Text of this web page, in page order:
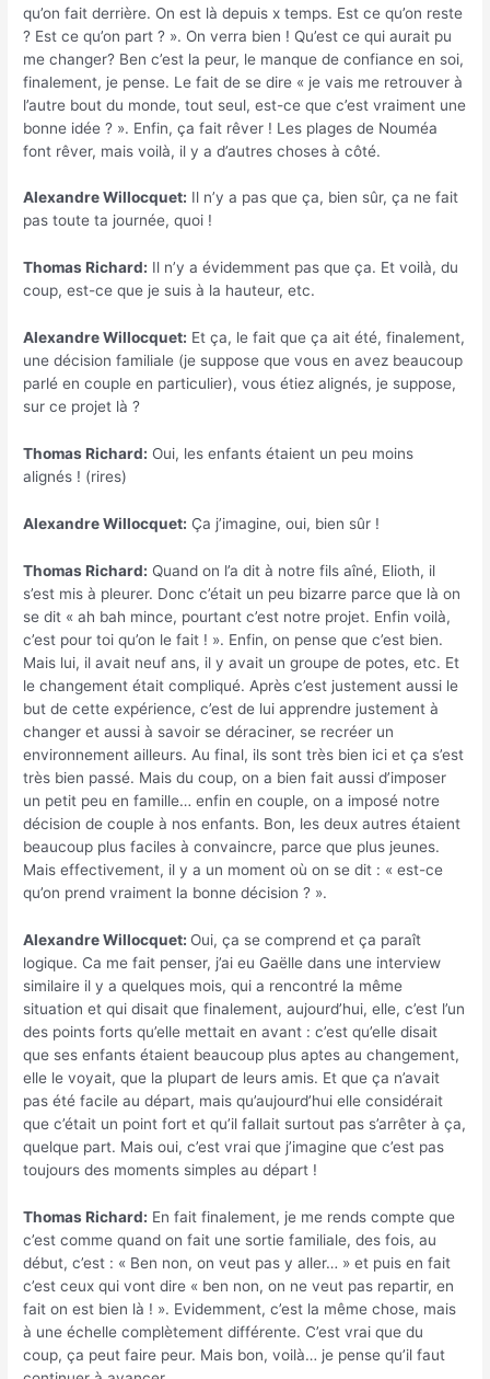
qu’on fait derrière. On est là depuis x temps. Est ce qu’on reste
? Est ce qu’on part ? ». On verra bien ! Qu’est ce qui aurait pu
me changer? Ben c’est la peur, le manque de confiance en soi,
finalement, je pense. Le fait de se dire « je vais me retrouver à
l’autre bout du monde, tout seul, est-ce que c’est vraiment une
bonne idée ? ». Enfin, ça fait rêver ! Les plages de Nouméa
font rêver, mais voilà, il y a d’autres choses à côté.
Alexandre Willocquet: Il n’y a pas que ça, bien sûr, ça ne fait
pas toute ta journée, quoi !
Thomas Richard: Il n’y a évidemment pas que ça. Et voilà, du
coup, est-ce que je suis à la hauteur, etc.
Alexandre Willocquet: Et ça, le fait que ça ait été, finalement,
une décision familiale (je suppose que vous en avez beaucoup
parlé en couple en particulier), vous étiez alignés, je suppose,
sur ce projet là ?
Thomas Richard: Oui, les enfants étaient un peu moins
alignés ! (rires)
Alexandre Willocquet: Ça j’imagine, oui, bien sûr !
Thomas Richard: Quand on l’a dit à notre fils aîné, Elioth, il
s’est mis à pleurer. Donc c’était un peu bizarre parce que là on
se dit « ah bah mince, pourtant c’est notre projet. Enfin voilà,
c’est pour toi qu’on le fait ! ». Enfin, on pense que c’est bien.
Mais lui, il avait neuf ans, il y avait un groupe de potes, etc. Et
le changement était compliqué. Après c’est justement aussi le
but de cette expérience, c’est de lui apprendre justement à
changer et aussi à savoir se déraciner, se recréer un
environnement ailleurs. Au final, ils sont très bien ici et ça s’est
très bien passé. Mais du coup, on a bien fait aussi d’imposer
un petit peu en famille… enfin en couple, on a imposé notre
décision de couple à nos enfants. Bon, les deux autres étaient
beaucoup plus faciles à convaincre, parce que plus jeunes.
Mais effectivement, il y a un moment où on se dit : « est-ce
qu’on prend vraiment la bonne décision ? ».
Alexandre Willocquet: Oui, ça se comprend et ça paraît
logique. Ca me fait penser, j’ai eu Gaëlle dans une interview
similaire il y a quelques mois, qui a rencontré la même
situation et qui disait que finalement, aujourd’hui, elle, c’est l’un
des points forts qu’elle mettait en avant : c’est qu’elle disait
que ses enfants étaient beaucoup plus aptes au changement,
elle le voyait, que la plupart de leurs amis. Et que ça n’avait
pas été facile au départ, mais qu’aujourd’hui elle considérait
que c’était un point fort et qu’il fallait surtout pas s’arrêter à ça,
quelque part. Mais oui, c’est vrai que j’imagine que c’est pas
toujours des moments simples au départ !
Thomas Richard: En fait finalement, je me rends compte que
c’est comme quand on fait une sortie familiale, des fois, au
début, c’est : « Ben non, on veut pas y aller… » et puis en fait
c’est ceux qui vont dire « ben non, on ne veut pas repartir, en
fait on est bien là ! ». Evidemment, c’est la même chose, mais
à une échelle complètement différente. C’est vrai que du
coup, ça peut faire peur. Mais bon, voilà… je pense qu’il faut